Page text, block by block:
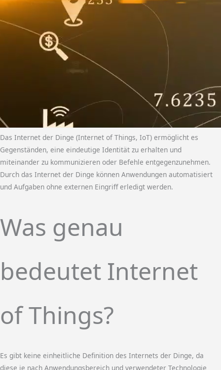
Das Internet der Dinge (Internet of Things, IoT) ermöglicht es
Gegenständen, eine eindeutige Identität zu erhalten und
miteinander zu kommunizieren oder Befehle entgegenzunehmen.
Durch das Internet der Dinge können Anwendungen automatisiert
und Aufgaben ohne externen Eingriff erledigt werden.
Was genau
bedeutet Internet
of Things?
Es gibt keine einheitliche Definition des Internets der Dinge, da
diese je nach Anwendungsbereich und verwendeter Technologie